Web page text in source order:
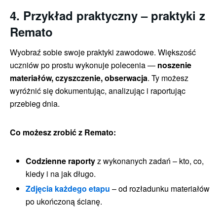
4. Przykład praktyczny – praktyki z
Remato
Wyobraź sobie swoje praktyki zawodowe. Większość
uczniów po prostu wykonuje polecenia — noszenie
materiałów, czyszczenie, obserwacja. Ty możesz
wyróżnić się dokumentując, analizując i raportując
przebieg dnia.
Co możesz zrobić z Remato:
Codzienne raportyz wykonanych zadań – kto, co,
kiedy i na jak długo.
Zdjęcia każdego etapu – od rozładunku materiałów
po ukończoną ścianę.